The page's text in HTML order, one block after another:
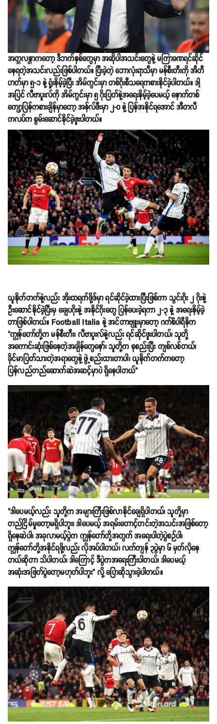
အတ္တလန္တာကတော့ ဒီဘက်နှစ်တွေမှာ အဆိုပါအသင်းတွေနဲ့ မကြာခဏရင်ဆိုင်
နေရတဲ့အသင်းလည်းဖြစ်ပါတယ်။ ပြီးခဲ့တဲ့ ဘောလုံးရာသီမှာ မန်စီးတီးကို အီတီ
ဟတ်မှာ ၅-၁ နဲ့ ရှုံးနိမ့်ခဲ့ပြီး အိမ်ကွင်းမှာ တစ်ဂိုးစီသရေကစားနိုင်ခဲ့ပါတယ်။ ဒါ့
အပြင် လီဗာပူးလ်ကို အိမ်ကွင်းမှာ ၅ ဂိုးပြတ်နဲ့အရေးနိမ့်ခဲ့ပေမယ့် နောက်တစ်
ကျော့ပြန်ကစားချိန်မှာတော့ အန်လ်ဖီးမှာ ၂-၀ နဲ့ ပြန်အနိုင်ရအောင် အီတလီ
ကလပ်က စွမ်းဆောင်နိုင်ခဲ့ဖူးပါတယ်။
ယူနိုက်တက်နဲ့လည်း အိုးထရက်ဖို့ဒ်မှာ ရင်ဆိုင်ခဲ့ထားပြီးဖြစ်ကာ သွင်းဂိုး ၂ ဂိုးနဲ့
ဦးဆောင်နိုင်ခဲ့ပြီးမှ ချေပဂိုးနဲ့ အနိုင်ဂိုးတွေ ပြန်ပေးခဲ့ရကာ ၂-၃ နဲ့ အရေးနိမ့်ခဲ့
တာဖြစ်ပါတယ်။ Football Italia နဲ့ အင်တာဗျူးမှာတော့ ဂက်စ််ပါရီနိက
"ကျွန်တော်တို့က မန်စီးတီး၊ လီဗာပူးလ်နဲ့လည်း ရင်ဆိုင်ဖူးပါတယ်၊ သူတို့
အကောင်းဆုံးဖြစ်နေတဲ့အချိန်တွေနော်၊ သူတို့က စုစည်းပြီး ကျစ်လစ်တယ်၊
ခိုင်မာပြတ်သားတဲ့အရာတွေနဲ့ ဖွဲ့စည်းထားတာပါ၊ ယူနိုက်တက်ကတော့
ပြန်လည်တည်ဆောက်ဆဲအဆင့်မှာပဲ ရှိနေပါတယ်"
"ဒါပေမယ့်လည်း သူတို့က အများကြီးဖြစ်လာနိုင်ချေရှိပါတယ်၊ သူတို့မှာ
တည်ငြိမ်မှုတော့မရှိပါဘူး၊ ဒါပေမယ့် အရမ်းတောင့်တင်းတဲ့အသင်းအဖြစ်တော့
ရှိနေဆဲပါ၊ အခုလာမယ့်ပွဲက ကျွန်တော်တို့အတွက် အရေးပါတဲ့ပွဲစဉ်ပါ၊
ကျွန်တော်တို့အနိုင်ရဖို့လည်း လိုအပ်ပါတယ်၊ လက်ကျန် ၃ပွဲမှာ ၆ မှတ်လိုနေ
တယ်ဆိုတာ သိပါတယ်၊ ဒါကြောင့် ဒီပွဲကအရေးကြီးပါတယ်၊ ဒါပေမယ့်
အဆုံးအဖြတ်ပွဲတော့မဟုတ်ပါဘူး" လို့ ပြောဆိုသွားခဲ့ပါတယ်။